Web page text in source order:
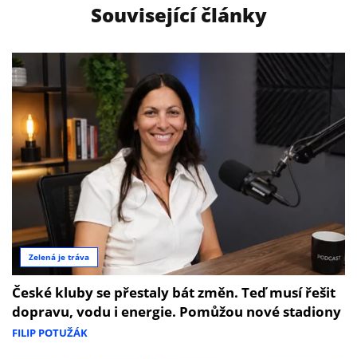
Související články
Zelená je tráva
České kluby se přestaly bát změn. Teď musí řešit
dopravu, vodu i energie. Pomůžou nové stadiony
FILIP POTUŽÁK